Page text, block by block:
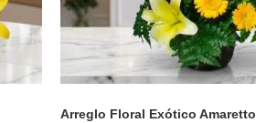
Arreglo Floral Exótico Amaretto